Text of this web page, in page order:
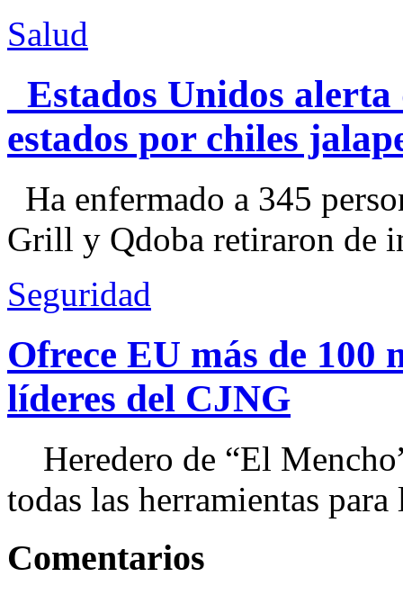
Salud
Estados Unidos alerta
estados por chiles
Ha enfermado a 345
Grill y Qdoba retiraron de
Seguridad
Ofrece EU más de 100
líderes del CJNG
Heredero de “El
todas las herramientas
Comentarios